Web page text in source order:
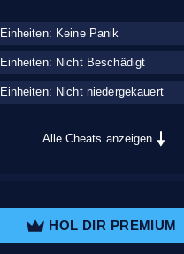
Einheiten: Keine Panik
Einheiten: Nicht Beschädigt
Einheiten: Nicht niedergekauert
Alle Cheats anzeigen
HOL DIR PREMIUM